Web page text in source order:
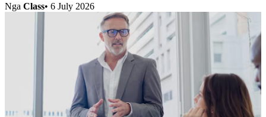
Nga Class• 6 July 2026